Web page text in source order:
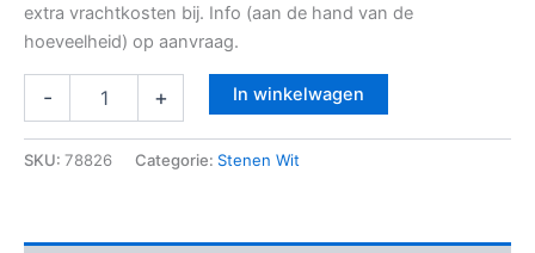
extra vrachtkosten bij. Info (aan de hand van de
hoeveelheid) op aanvraag.
- + In winkelwagen
SKU: 78826 Categorie: Stenen Wit